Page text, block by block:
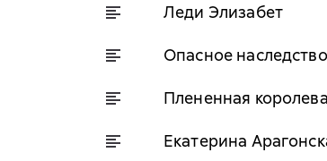
Леди Элизабет
Опасное наследство
Плененная королева
Екатерина